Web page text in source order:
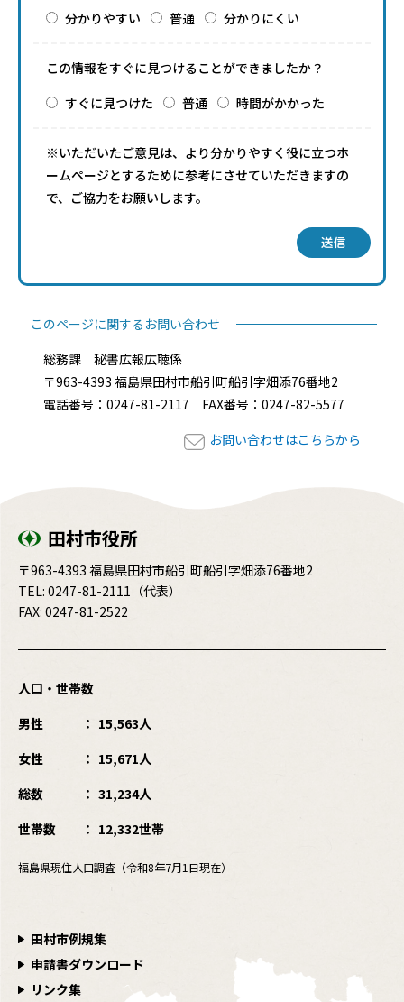
分かりやすい
普通 分かりにくい
この情報をすぐに見つけることができましたか？
すぐに見つけた
普通 時間がかかった
※いただいたご意見は、より分かりやすく役に立つホ
ームページとするために参考にさせていただきますの
で、ご協力をお願いします。
送信
このページに関するお問い合わせ
総務課 秘書広報広聴係
〒963-4393 福島県田村市船引町船引字畑添76番地2
電話番号：0247-81-2117 FAX番号：0247-82-5577
お問い合わせはこちらから
田村市役所
〒963-4393 福島県田村市船引町船引字畑添76番地2
TEL: 0247-81-2111 （代表）
FAX: 0247-81-2522
人口・世帯数
男性
15,563人
女性
15,671人
総数
31,234人
世帯数
12,332世帯
福島県現住人口調査（令和8年7月1日現在）
田村市例規集
申請書ダウンロード
リンク集